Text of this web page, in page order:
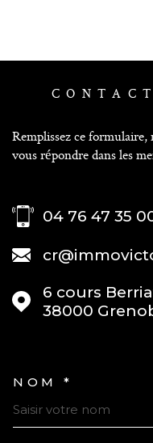
Remplissez ce
vous répondre dans les
04 76 47 35
6 cours
38000
NOM *